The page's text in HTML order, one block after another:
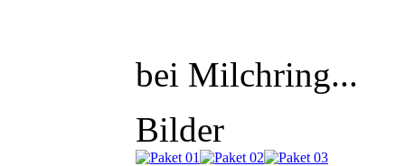
bei Milchring...
Bilder